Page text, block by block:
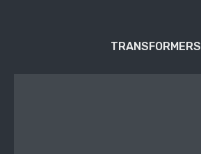
TRANSFORMERS